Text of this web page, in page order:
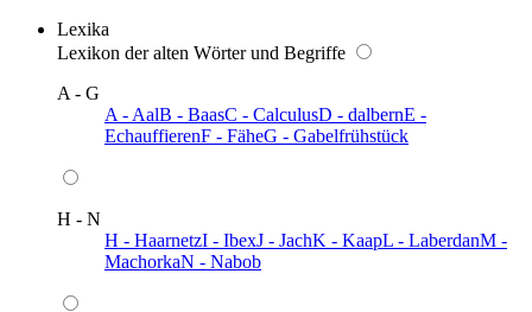
Lexika
Lexikon der alten Wörter und Begriffe
A - G
A - AalB - BaasC - CalculusD - dalbernE -
EchauffierenF - FäheG - Gabelfrühstück
H - N
H - HaarnetzI - IbexJ - JachK - KaapL - LaberdanM -
MachorkaN - Nabob